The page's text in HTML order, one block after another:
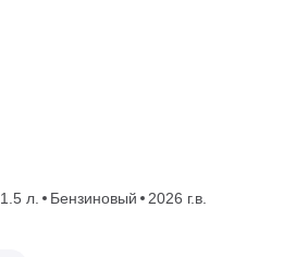
1.5 л. Бензиновый
2026 г.в.